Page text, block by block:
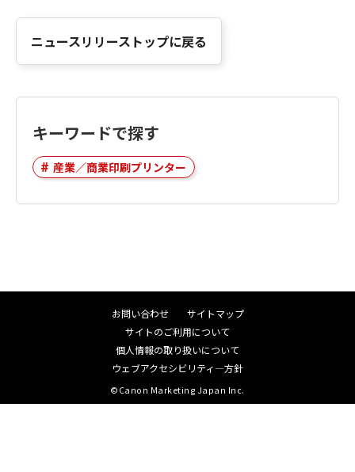
ニュースリリーストップに戻る
キーワードで探す
産業／商業印刷プリンター
お問い合わせ
サイトマップ
サイトのご利用について
個人情報の取り扱いについて
ウェブアクセシビリティ―方針
©Canon Marketing Japan Inc.